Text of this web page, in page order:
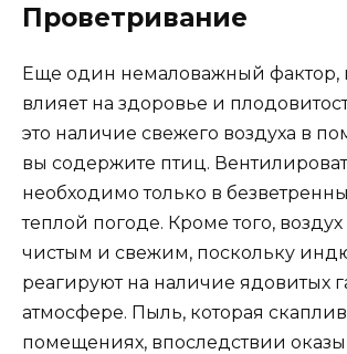
Проветривание
Еще один немаловажный фактор,
влияет на здоровье и
это наличие свежего воздуха в
вы содержите птиц.
необходимо только в
теплой погоде. Кроме того,
чистым и свежим, поскольку
реагируют на наличие ядовитых
атмосфере. Пыль, которая
помещениях, впоследствии